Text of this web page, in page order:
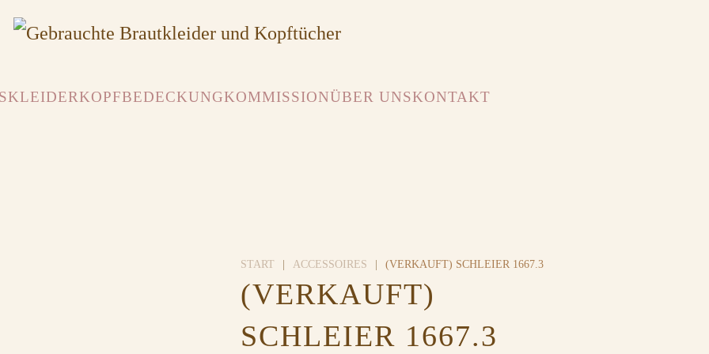
KOPFBEDECKUNGKOMMISSIONÜBER UNSKONTAKT
START ACCESSOIRES (VERKAUFT) SCHLEIER 1667.3
(VERKAUFT)
SCHLEIER 1667.3